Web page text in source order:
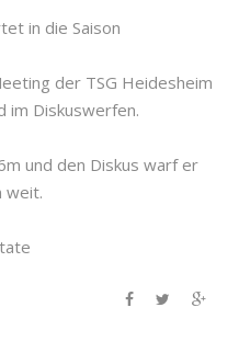
in die Saison
der TSG Heidesheim
im Diskuswerfen.
und den Diskus warf er
weit.